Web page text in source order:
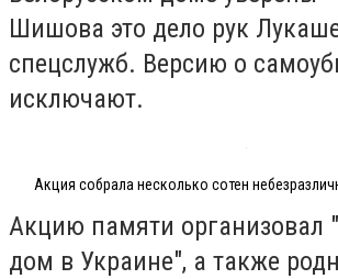
Шишова это дело рук
спецслужб. Версию о
исключают.
Акция собрала несколько сотен
Акцию памяти организовал
дом в Украине", а также